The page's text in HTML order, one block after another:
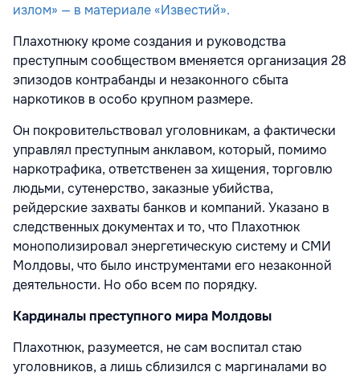
излом» — в материале «Известий».
Плахотнюку кроме создания и руководства
преступным сообществом вменяется организация 28
эпизодов контрабанды и незаконного сбыта
наркотиков в особо крупном размере.
Он покровительствовал уголовникам, а фактически
управлял преступным анклавом, который, помимо
наркотрафика, ответственен за хищения, торговлю
людьми, сутенерство, заказные убийства,
рейдерские захваты банков и компаний. Указано в
следственных документах и то, что Плахотнюк
монополизировал энергетическую систему и СМИ
Молдовы, что было инструментами его незаконной
деятельности. Но обо всем по порядку.
Кардиналы преступного мира Молдовы
Плахотнюк, разумеется, не сам воспитал стаю
уголовников, а лишь сблизился с маргиналами во